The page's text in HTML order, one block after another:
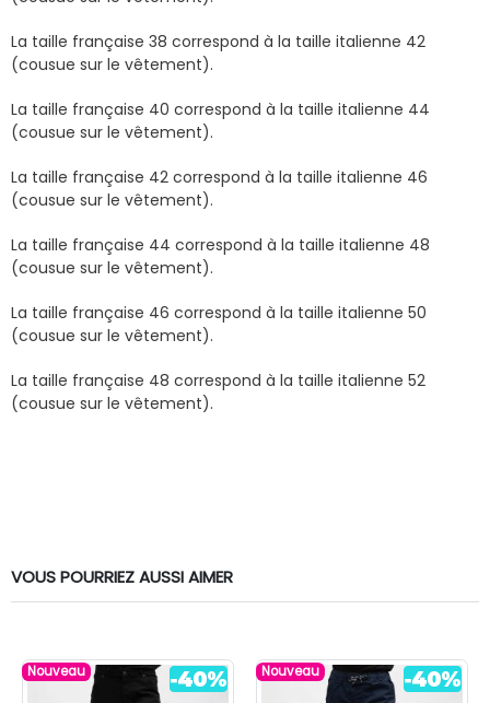
La taille française 38 correspond à la taille italienne 42
(cousue sur le vêtement).
La taille française 40 correspond à la taille italienne 44
(cousue sur le vêtement).
La taille française 42 correspond à la taille italienne 46
(cousue sur le vêtement).
La taille française 44 correspond à la taille italienne 48
(cousue sur le vêtement).
La taille française 46 correspond à la taille italienne 50
(cousue sur le vêtement).
La taille française 48 correspond à la taille italienne 52
(cousue sur le vêtement).
VOUS POURRIEZ AUSSI AIMER
Nouveau Nouveau